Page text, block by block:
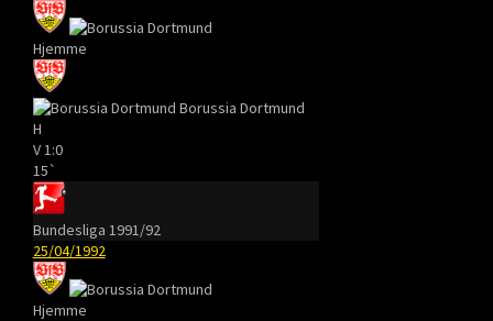
Hjemme
Borussia Dortmund
H
V 1:0
15`
Bundesliga 1991/92
25/04/1992
Hjemme